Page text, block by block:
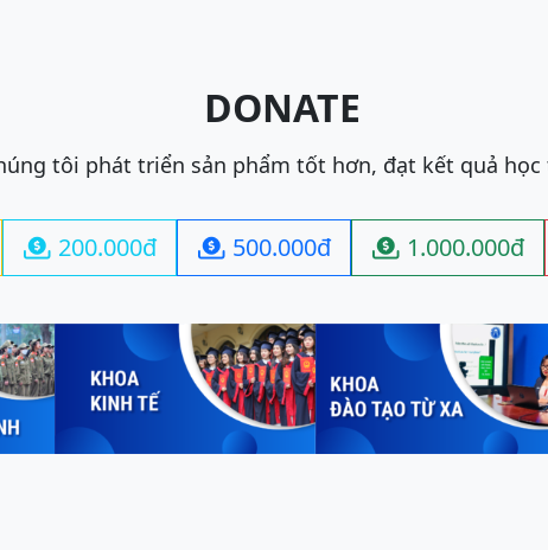
DONATE
tôi phát triển sản phẩm tốt hơn, đạt kết quả học
 200.000đ  500.000đ  1.000.000đ